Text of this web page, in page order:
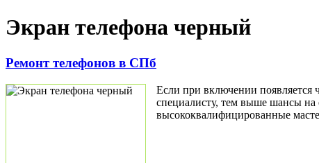
Экран телефона черный
Ремонт телефонов в СПб
Если при включении появляется
специалисту, тем выше шансы
высококвалифицированные